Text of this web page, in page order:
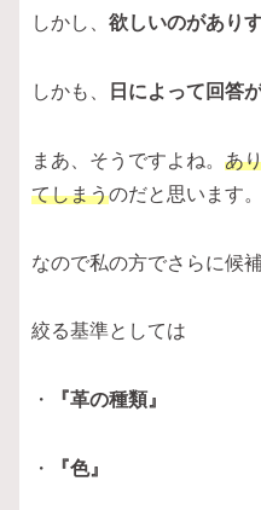
しかし、 欲しいのがあり
しかも、 日によって回答
まあ、そうですよね。 あ
てしまうのだと思います。
なので私の方でさらに候
絞る基準としては
・ 『革の種類』
・ 『色』